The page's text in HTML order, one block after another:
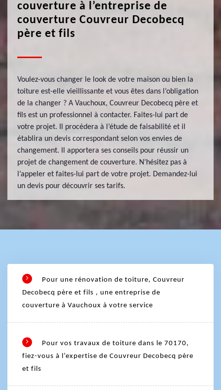
couverture à l’entreprise de
couverture Couvreur Decobecq
père et fils
Voulez-vous changer le look de votre maison ou bien la
toiture est-elle vieillissante et vous êtes dans l’obligation
de la changer ? A Vauchoux, Couvreur Decobecq père et
fils est un professionnel à contacter. Faites-lui part de
votre projet. Il procédera à l’étude de faisabilité et il
établira un devis correspondant selon vos envies de
changement. Il apportera ses conseils pour réussir un
projet de changement de couverture. N’hésitez pas à
l’appeler et faites-lui part de votre projet. Demandez-lui
un devis pour découvrir ses tarifs.
Pour une rénovation de toiture, Couvreur
Decobecq père et fils , une entreprise de
couverture à Vauchoux à votre service
Pour vos travaux de toiture dans le 70170,
fiez-vous à l’expertise de Couvreur Decobecq père
et fils